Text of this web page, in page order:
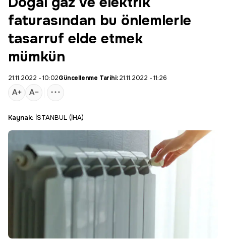
faturasından bu önlemlerle
tasarruf elde etmek
mümkün
21.11.2022 - 10:02Güncellenme Tarihi:21.11.2022 - 11:26
Kaynak: İSTANBUL (İHA)